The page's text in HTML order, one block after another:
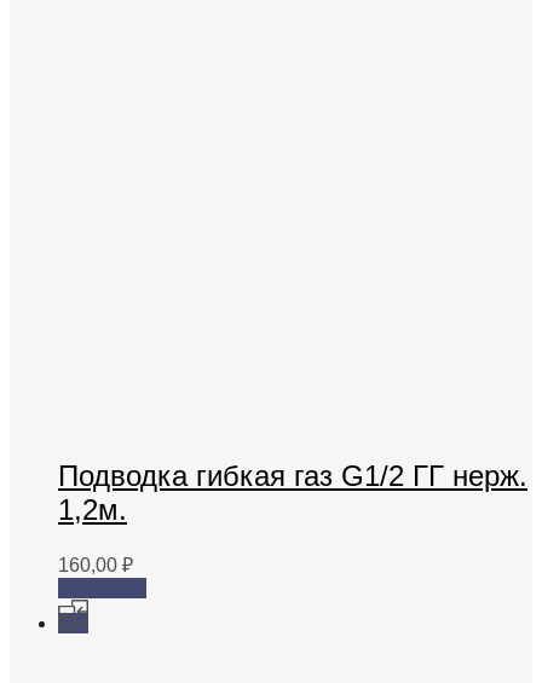
Подводка гибкая газ G1/2 ГГ нерж.
1,2м.
160,00 ₽